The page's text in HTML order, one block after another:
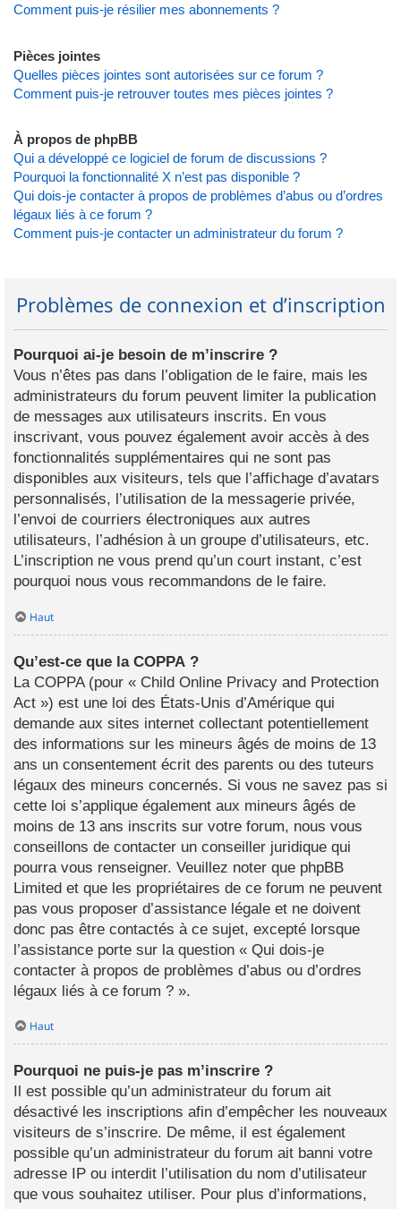
Comment puis-je résilier mes abonnements ?
Pièces jointes
Quelles pièces jointes sont autorisées sur ce forum ?
Comment puis-je retrouver toutes mes pièces jointes ?
À propos de phpBB
Qui a développé ce logiciel de forum de discussions ?
Pourquoi la fonctionnalité X n’est pas disponible ?
Qui dois-je contacter à propos de problèmes d’abus ou d’ordres
légaux liés à ce forum ?
Comment puis-je contacter un administrateur du forum ?
Problèmes de connexion et d’inscription
Pourquoi ai-je besoin de m’inscrire ?
Vous n’êtes pas dans l’obligation de le faire, mais les
administrateurs du forum peuvent limiter la publication
de messages aux utilisateurs inscrits. En vous
inscrivant, vous pouvez également avoir accès à des
fonctionnalités supplémentaires qui ne sont pas
disponibles aux visiteurs, tels que l’affichage d’avatars
personnalisés, l’utilisation de la messagerie privée,
l’envoi de courriers électroniques aux autres
utilisateurs, l’adhésion à un groupe d’utilisateurs, etc.
L’inscription ne vous prend qu’un court instant, c’est
pourquoi nous vous recommandons de le faire.
Haut
Qu’est-ce que la COPPA ?
La COPPA (pour « Child Online Privacy and Protection
Act ») est une loi des États-Unis d’Amérique qui
demande aux sites internet collectant potentiellement
des informations sur les mineurs âgés de moins de 13
ans un consentement écrit des parents ou des tuteurs
légaux des mineurs concernés. Si vous ne savez pas si
cette loi s’applique également aux mineurs âgés de
moins de 13 ans inscrits sur votre forum, nous vous
conseillons de contacter un conseiller juridique qui
pourra vous renseigner. Veuillez noter que phpBB
Limited et que les propriétaires de ce forum ne peuvent
pas vous proposer d’assistance légale et ne doivent
donc pas être contactés à ce sujet, excepté lorsque
l’assistance porte sur la question « Qui dois-je
contacter à propos de problèmes d’abus ou d’ordres
légaux liés à ce forum ? ».
Haut
Pourquoi ne puis-je pas m’inscrire ?
Il est possible qu’un administrateur du forum ait
désactivé les inscriptions afin d’empêcher les nouveaux
visiteurs de s’inscrire. De même, il est également
possible qu’un administrateur du forum ait banni votre
adresse IP ou interdit l’utilisation du nom d’utilisateur
que vous souhaitez utiliser. Pour plus d’informations,